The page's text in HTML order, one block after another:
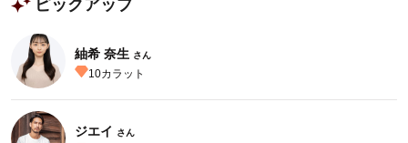
ピックアップ
紬希 奈生 さん
10カラット
ジエイ さん